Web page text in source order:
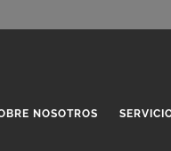
NOSOTROS